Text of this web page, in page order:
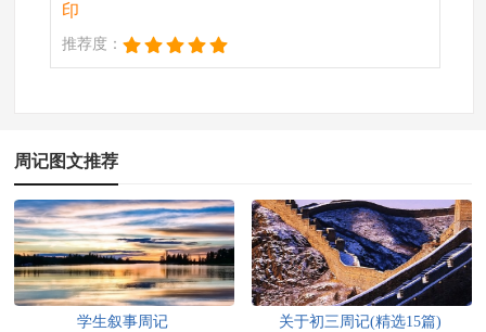
印
推荐度：
周记图文推荐
学生叙事周记 关于初三周记(精选15篇)